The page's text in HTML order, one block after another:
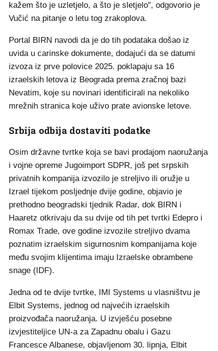
kažem što je uzletjelo, a što je sletjelo", odgovorio je
Vučić na pitanje o letu tog zrakoplova.
Portal BIRN navodi da je do tih podataka došao iz
uvida u carinske dokumente, dodajući da se datumi
izvoza iz prve polovice 2025. poklapaju sa 16
izraelskih letova iz Beograda prema zračnoj bazi
Nevatim, koje su novinari identificirali na nekoliko
mrežnih stranica koje uživo prate avionske letove.
Srbija odbija dostaviti podatke
Osim državne tvrtke koja se bavi prodajom naoružanja
i vojne opreme Jugoimport SDPR, još pet srpskih
privatnih kompanija izvozilo je streljivo ili oružje u
Izrael tijekom posljednje dvije godine, objavio je
prethodno beogradski tjednik Radar, dok BIRN i
Haaretz otkrivaju da su dvije od tih pet tvrtki Edepro i
Romax Trade, ove godine izvozile streljivo dvama
poznatim izraelskim sigurnosnim kompanijama koje
među svojim klijentima imaju Izraelske obrambene
snage (IDF).
Jedna od te dvije tvrtke, IMI Systems u vlasništvu je
Elbit Systems, jednog od najvećih izraelskih
proizvođača naoružanja. U izvješću posebne
izvjestiteljice UN-a za Zapadnu obalu i Gazu
Francesce Albanese, objavljenom 30. lipnja, Elbit